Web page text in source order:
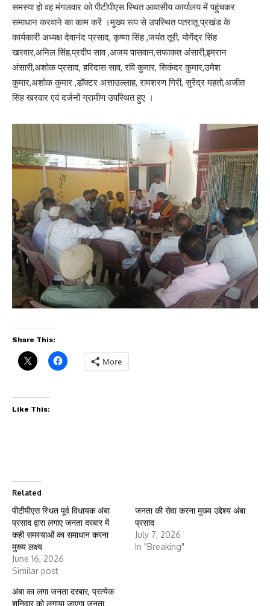
समस्या हो वह मंगलवार को पीटीपीएस स्थित आवासीय कार्यालय में पहुंचकर
समाधान करवाने का काम करें ।मुख्य रूप से उपस्थित पतरातू प्रखंड के
कार्यकारी अध्यक्ष देवानंद प्रसाद, कृष्णा सिंह ,जयंत तूरी, योगेंद्र सिंह
खरवार,अनिल सिंह,प्रदीप साव ,अजय पासवान,सफाकत अंसारी,इमरान
अंसारी,अशोक प्रसाद, हरिदास साव, रवि कुमार, सिकंदर कुमार,उमेश
कुमार,अशोक कुमार ,डॉक्टर अत्ताउल्लाह, रामशरण गिरी, सुरेंद्र महतो,अजीत
सिंह खरवार एवं दर्जनों ग्रामीण उपस्थित हुए ।
Share This:
More
Like This:
Related
पीटीपीएस स्थित पूर्व विधायक अंबा
प्रसाद द्वारा लगाए जनता दरबार में
कही समस्याओं का समाधान करना
मुख्य लक्ष्य
June 16, 2026
Similar post
जनता की सेवा करना मुख्य उद्देश्य अंबा
प्रसाद
July 7, 2026
In "Breaking"
अंबा का लगा जनता दरबार, प्रत्येक
शनिवार को लगाया जाएगा जनता